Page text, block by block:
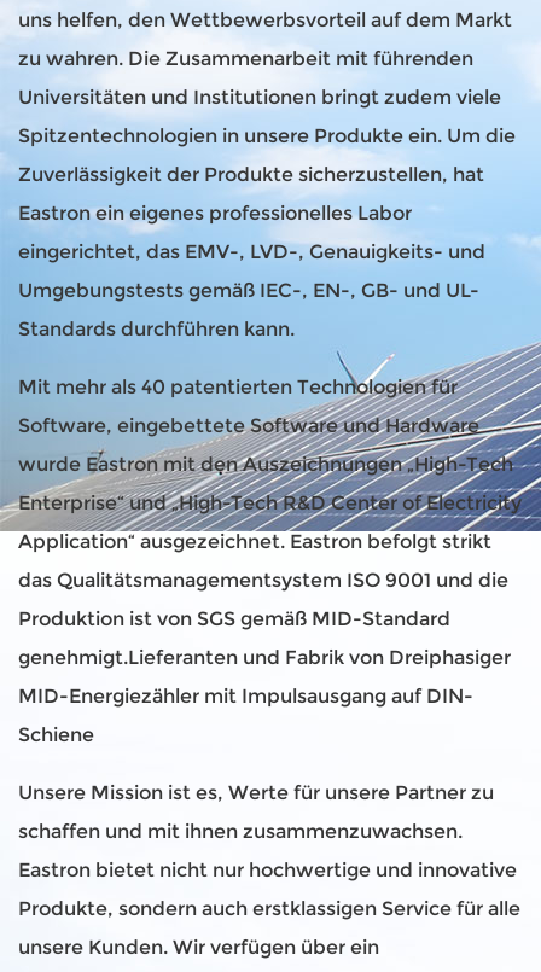
uns helfen, den Wettbewerbsvorteil auf dem Markt
zu wahren. Die Zusammenarbeit mit führenden
Universitäten und Institutionen bringt zudem viele
Spitzentechnologien in unsere Produkte ein. Um die
Zuverlässigkeit der Produkte sicherzustellen, hat
Eastron ein eigenes professionelles Labor
eingerichtet, das EMV-, LVD-, Genauigkeits- und
Umgebungstests gemäß IEC-, EN-, GB- und UL-
Standards durchführen kann.
Mit mehr als 40 patentierten Technologien für
Software, eingebettete Software und Hardware
wurde Eastron mit den Auszeichnungen „High-Tech
Enterprise“ und „High-Tech R&D Center of Electricity
Application“ ausgezeichnet. Eastron befolgt strikt
das Qualitätsmanagementsystem ISO 9001 und die
Produktion ist von SGS gemäß MID-Standard
genehmigt.Lieferanten und Fabrik von Dreiphasiger
MID-Energiezähler mit Impulsausgang auf DIN-
Schiene
Unsere Mission ist es, Werte für unsere Partner zu
schaffen und mit ihnen zusammenzuwachsen.
Eastron bietet nicht nur hochwertige und innovative
Produkte, sondern auch erstklassigen Service für alle
unsere Kunden. Wir verfügen über ein